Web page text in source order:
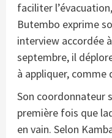
faciliter
Butembo exprime
interview accordée à
septembre, il
à appliquer, comme
Son coordonnateur
première fois que
en vain. Selon